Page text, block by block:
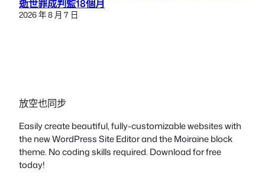
逝世罪成判監18個月
2026 年 8 月 7 日
放空也同步
Easily create beautiful, fully-customizable websites with
the new WordPress Site Editor and the Moiraine block
theme. No coding skills required. Download for free
today!